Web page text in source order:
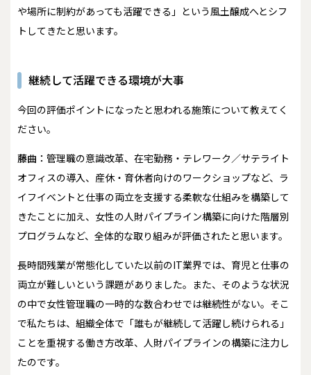
や場所に制約があっても活躍できる」という風土醸成へとシフ
トしてきたと思います。
継続して活躍できる環境が大事
――今回の評価ポイントになったと思われる施策について教えてく
ださい。
藤曲： 管理職の意識改革、在宅勤務・テレワーク／サテライト
オフィスの導入、産休・育休者向けのワークショップなど、ラ
イフイベントと仕事の両立を支援する柔軟な仕組みを構築して
きたことに加え、女性の人財パイプライン構築に向けた階層別
プログラムなど、全体的な取り組みが評価されたと思います。
長時間残業が常態化していた以前のIT業界では、育児と仕事の
両立が難しいという課題がありました。また、そのような状況
の中で女性管理職の一時的な数合わせでは継続性がない。そこ
で私たちは、組織全体で「誰もが継続して活躍し続けられる」
ことを重視する働き方改革、人財パイプラインの構築に注力し
たのです。